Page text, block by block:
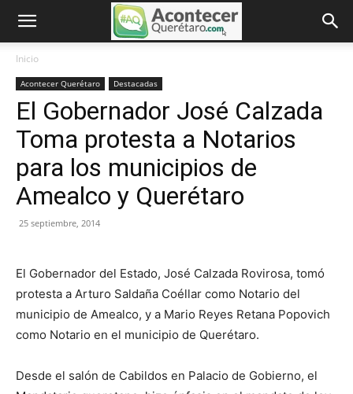
Inicio
Acontecer Querétaro Destacadas
El Gobernador José Calzada
Toma protesta a Notarios
para los municipios de
Amealco y Querétaro
25 septiembre, 2014
El Gobernador del Estado, José Calzada Rovirosa, tomó
protesta a Arturo Saldaña Coéllar como Notario del
municipio de Amealco, y a Mario Reyes Retana Popovich
como Notario en el municipio de Querétaro.
Desde el salón de Cabildos en Palacio de Gobierno, el